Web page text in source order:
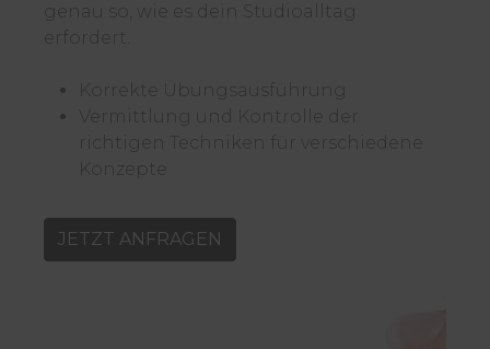
genau so, wie es dein Studioalltag
erfordert.
Korrekte Übungsausführung
Vermittlung und Kontrolle der
richtigen Techniken für verschiedene
Konzepte
JETZT ANFRAGEN